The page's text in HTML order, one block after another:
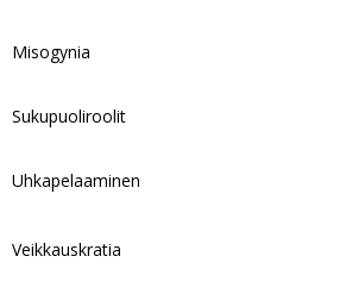
Misogynia
Sukupuoliroolit
Uhkapelaaminen
Veikkauskratia